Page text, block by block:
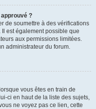
approuvé ?
de soumettre à des vérifications
est également possible que
aux permissions limitées.
administrateur du forum.
vous êtes en train de
ci en haut de la liste des sujets,
ne voyez pas ce lien, cette